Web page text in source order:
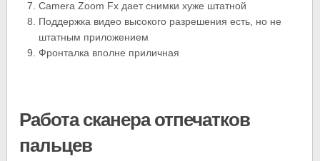
Camera Zoom Fx дает снимки хуже штатной
Поддержка видео высокого разрешения есть, но не
штатным приложением
Фронталка вполне приличная
Работа сканера отпечатков
пальцев